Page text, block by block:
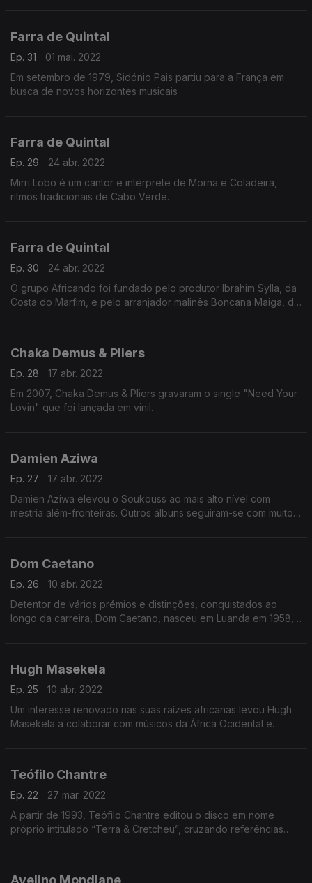
Farra de Quintal
Ep. 31
01 mai. 2022
Em setembro de 1979, Sidónio Pais partiu para a França em
busca de novos horizontes musicais
Farra de Quintal
Ep. 29
24 abr. 2022
Mirri Lobo é um cantor e intérprete de Morna e Coladeira,
ritmos tradicionais de Cabo Verde.
Farra de Quintal
Ep. 30
24 abr. 2022
O grupo Africando foi fundado pelo produtor Ibrahim Sylla, da
Costa do Marfim, e pelo arranjador malinês Boncana Maiga, do
Chaka Demus & Pliers
Ep. 28
17 abr. 2022
Em 2007, Chaka Demus & Pliers gravaram o single "Need Your
Lovin" que foi lançada em vinil.
Damien Aziwa
Ep. 27
17 abr. 2022
Damien Aziwa elevou o Soukouss ao mais alto nível com
mestria além-fronteiras. Outros álbuns seguiram-se com muito
Dom Caetano
Ep. 26
10 abr. 2022
Detentor de vários prémios e distinções, conquistados ao
longo da carreira, Dom Caetano, nasceu em Luanda em 1958,
Hugh Masekela
Ep. 25
10 abr. 2022
Um interesse renovado nas suas raízes africanas levou Hugh
Masekela a colaborar com músicos da África Ocidental e
Teófilo Chantre
Ep. 22
27 mar. 2022
A partir de 1993, Teófilo Chantre editou o disco em nome
próprio intitulado “Terra & Cretcheu”, cruzando referências
Avelino Mondlane